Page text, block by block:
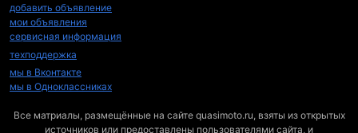
добавить объявление
мои объявления
сервисная информация
техподдержка
мы в Вконтакте
мы в Одноклассниках
Все матриалы, размещённые на сайте quasimoto.ru, взяты из открытых
источников или предоставлены пользователями сайта, и